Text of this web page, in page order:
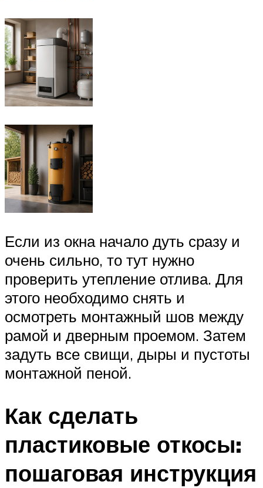
Если из окна начало дуть сразу и
очень сильно, то тут нужно
проверить утепление отлива. Для
этого необходимо снять и
осмотреть монтажный шов между
рамой и дверным проемом. Затем
задуть все свищи, дыры и пустоты
монтажной пеной.
Как сделать
пластиковые откосы:
пошаговая инструкция